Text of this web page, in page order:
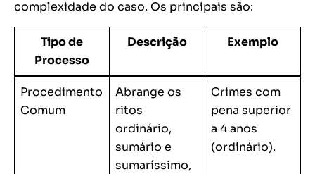
complexidade do caso. Os principais são:
Tipo de
Processo
Descrição Exemplo
Procedimento
Comum
Abrange os
ritos
ordinário,
sumário e
sumaríssimo,
Crimes com
pena superior
a 4 anos
(ordinário).